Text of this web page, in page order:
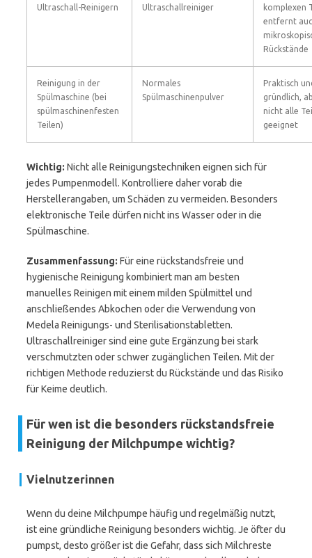
Ultraschall-Reinigern
Ultraschallreiniger
komplexen
entfernt
Rückstände
Reinigung in der
Spülmaschine (bei
spülmaschinenfesten
Teilen)
Normales
Spülmaschinenpulver
Praktisch
gründlich,
nicht alle
geeignet
Wichtig: Nicht alle Reinigungstechniken eignen sich für
jedes Pumpenmodell. Kontrolliere daher vorab die
Herstellerangaben, um Schäden zu vermeiden. Besonders
elektronische Teile dürfen nicht ins Wasser oder in die
Spülmaschine.
Zusammenfassung: Für eine rückstandsfreie und
hygienische Reinigung kombiniert man am besten
manuelles Reinigen mit einem milden Spülmittel und
anschließendes Abkochen oder die Verwendung von
Medela Reinigungs- und Sterilisationstabletten.
Ultraschallreiniger sind eine gute Ergänzung bei stark
verschmutzten oder schwer zugänglichen Teilen. Mit der
richtigen Methode reduzierst du Rückstände und das Risiko
für Keime deutlich.
Für wen ist die besonders rückstandsfreie
Reinigung der Milchpumpe wichtig?
Vielnutzerinnen
Wenn du deine Milchpumpe häufig und regelmäßig nutzt,
ist eine gründliche Reinigung besonders wichtig. Je öfter du
pumpst, desto größer ist die Gefahr, dass sich Milchreste